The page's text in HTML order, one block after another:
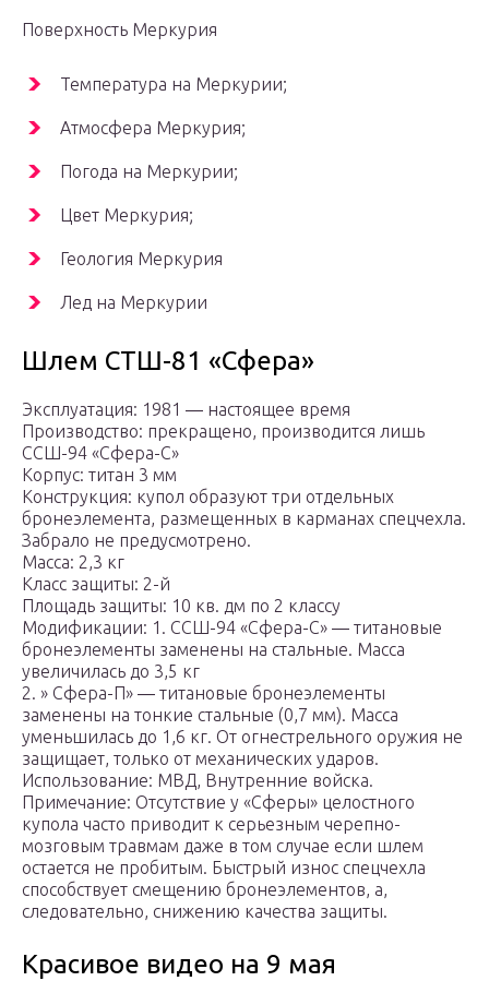
Поверхность Меркурия
Температура на Меркурии;
Атмосфера Меркурия;
Погода на Меркурии;
Цвет Меркурия;
Геология Меркурия
Лед на Меркурии
Шлем СТШ-81 «Сфера»
Эксплуатация: 1981 ― настоящее время
Производство: прекращено, производится лишь
ССШ-94 «Сфера-С»
Корпус: титан 3 мм
Конструкция: купол образуют три отдельных
бронеэлемента, размещенных в карманах спецчехла.
Забрало не предусмотрено.
Масса: 2,3 кг
Класс защиты: 2-й
Площадь защиты: 10 кв. дм по 2 классу
Модификации: 1. ССШ-94 «Сфера-С» ― титановые
бронеэлементы заменены на стальные. Масса
увеличилась до 3,5 кг
2. » Сфера-П» ― титановые бронеэлементы
заменены на тонкие стальные (0,7 мм). Масса
уменьшилась до 1,6 кг. От огнестрельного оружия не
защищает, только от механических ударов.
Использование: МВД, Внутренние войска.
Примечание: Отсутствие у «Сферы» целостного
купола часто приводит к серьезным черепно-
мозговым травмам даже в том случае если шлем
остается не пробитым. Быстрый износ спецчехла
способствует смещению бронеэлементов, а,
следовательно, снижению качества защиты.
Красивое видео на 9 мая